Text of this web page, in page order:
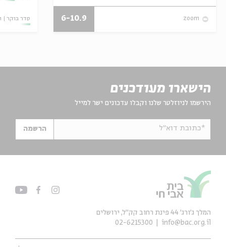
zoom
6-10.9 סדר בוקר
הישארו מעודכנים
הירשמו לניוזלטר שלנו וקבלו עדכונים ישר למייל
*כתובת דוא"ל הרשמה
המלך ג'ורג' 44 פינת רחוב קק״ל, ירושלים
info@bac.org.il
02-6215300